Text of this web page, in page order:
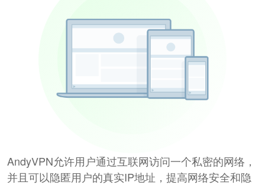
AndyVPN允许用户通过互联网访问一个私密的网络，
并且可以隐匿用户的真实IP地址，提高网络安全和隐